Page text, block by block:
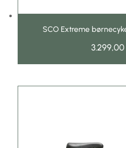
SCO Extreme
3.299,00